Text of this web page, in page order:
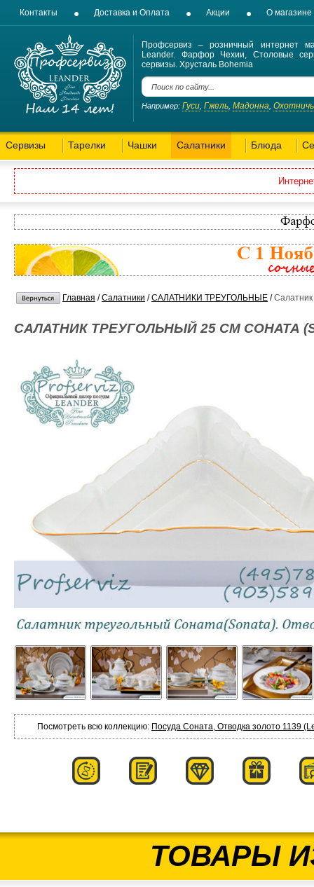
Контакты Доставка и Оплата Акции О магазине
Профсервиз – розничный интернет
Leander. Фарфор Чехии, Столовые
сервизы. Хрусталь Bohemia
Например: Гуси Гжель Мадонна
Сервизы Тарелки Чашки Салатники Блюда
Главная /Салатники /САЛАТНИКИ ТРЕУГОЛЬНЫЕ /
САЛАТНИК ТРЕУГОЛЬНЫЙ 25 СМ СОНАТА
Посмотреть всю коллекцию: Посуда Соната, Отводка золото 1139
ТОВАРЫ